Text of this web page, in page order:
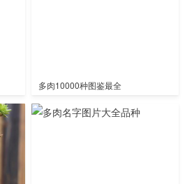
多肉10000种图鉴最全